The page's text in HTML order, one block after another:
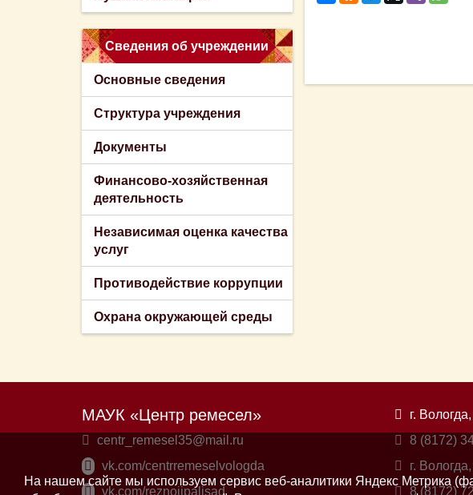
Сведения об учреждении
Основные сведения
Структура учреждения
Документы
Финансово-хозяйственная
деятельность
Независимая оценка качества
услуг
Противодействие коррупции
Охрана окружающей среды
На нашем сайте мы используем сервис веб-аналитики Яндекс Метрика
МАУК «Центр ремесел»
centr_remesel35@mail.ru
vk.com/centrremeselvologda
vk.com/reznoiipalisad
г.
8 (8172)
г.
8 (8172)